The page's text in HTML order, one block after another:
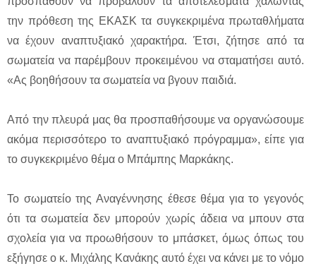
την πρόθεση της ΕΚΑΣΚ τα συγκεκριμένα πρωταθλήματα
να έχουν αναπτυξιακό χαρακτήρα. Έτσι, ζήτησε από τα
σωματεία να παρέμβουν προκειμένου να σταματήσει αυτό.
«Ας βοηθήσουν τα σωματεία να βγουν παιδιά.
Από την πλευρά μας θα προσπαθήσουμε να οργανώσουμε
ακόμα περισσότερο το αναπτυξιακό πρόγραμμα», είπε για
το συγκεκριμένο θέμα ο Μπάμπης Μαρκάκης.
Το σωματείο της Αναγέννησης έθεσε θέμα για το γεγονός
ότι τα σωματεία δεν μπορούν χωρίς άδεια να μπουν στα
σχολεία για να προωθήσουν το μπάσκετ, όμως όπως του
εξήγησε ο κ. Μιχάλης Κανάκης αυτό έχει να κάνει με το νόμο